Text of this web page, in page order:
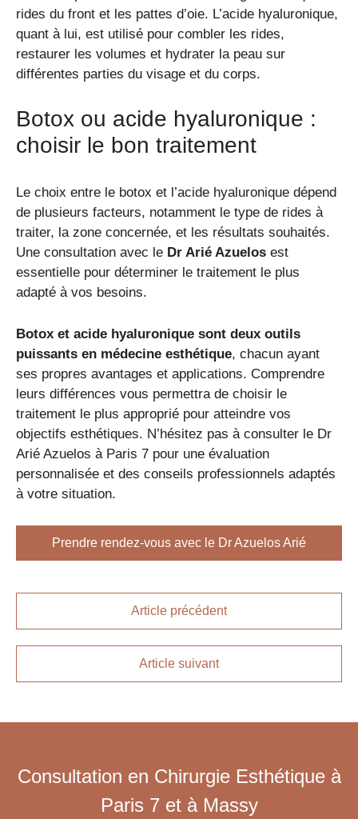
rides du front et les pattes d’oie. L’acide hyaluronique,
quant à lui, est utilisé pour combler les rides,
restaurer les volumes et hydrater la peau sur
différentes parties du visage et du corps.
Botox ou acide hyaluronique :
choisir le bon traitement
Le choix entre le botox et l’acide hyaluronique dépend
de plusieurs facteurs, notamment le type de rides à
traiter, la zone concernée, et les résultats souhaités.
Une consultation avec le Dr Arié Azuelos est
essentielle pour déterminer le traitement le plus
adapté à vos besoins.
Botox et acide hyaluronique sont deux outils
puissants en médecine esthétique, chacun ayant
ses propres avantages et applications. Comprendre
leurs différences vous permettra de choisir le
traitement le plus approprié pour atteindre vos
objectifs esthétiques. N’hésitez pas à consulter le Dr
Arié Azuelos à Paris 7 pour une évaluation
personnalisée et des conseils professionnels adaptés
à votre situation.
Prendre rendez-vous avec le Dr Azuelos Arié
Article précédent
Article suivant
Consultation en Chirurgie Esthétique à
Paris 7 et à Massy